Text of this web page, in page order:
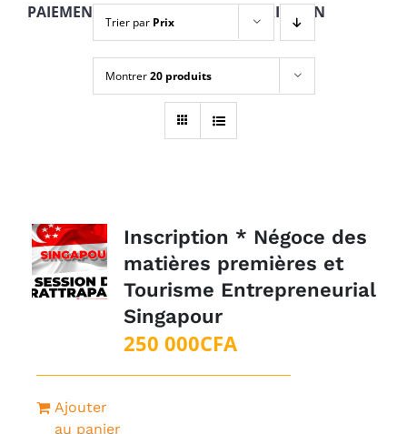
PAIEMENT EN 4 TRANCHES + INSCRIPTION
Trier par Prix
Montrer20 produits
Inscription * Négoce des
matières premières et
Tourisme Entrepreneurial
Singapour
250 000CFA
Ajouter
au panier